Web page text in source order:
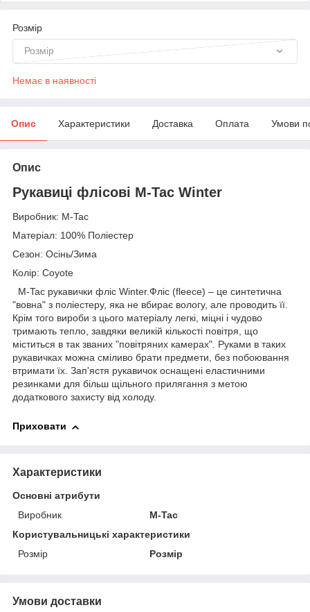
Розмір
Розмір
Немає в наявності
Опис Характеристики Доставка Оплата Умови
Опис
Рукавиці флісові M-Tac Winter
Виробник: M-Tac
Матеріал: 100% Поліестер
Сезон: Осінь/Зима
Колір: Coyote
M-Tac рукавички фліс Winter.Фліс (fleece) – це синтетична
"вовна" з поліестеру, яка не вбирає вологу, але проводить її.
Крім того вироби з цього матеріалу легкі, міцні і чудово
тримають тепло, завдяки великій кількості повітря, що
міститься в так званих "повітряних камерах". Руками в таких
рукавичках можна сміливо брати предмети, без побоювання
втримати їх. Зап'ястя рукавичок оснащені еластичними
резинками для більш щільного прилягання з метою
додаткового захисту від холоду.
Приховати
Характеристики
Основні атрибути
Виробник
M-Tac
Користувальницькі характеристики
Розмір
Розмір
Умови доставки